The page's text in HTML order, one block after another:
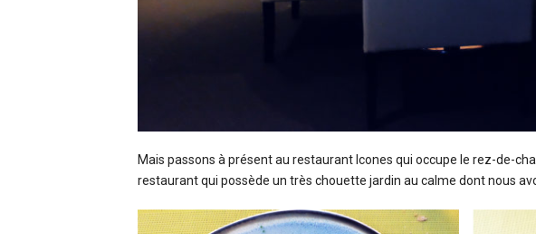
Mais passons à présent au restaurant Icones qui occupe le rez-de-
restaurant qui possède un très chouette jardin au calme dont nous